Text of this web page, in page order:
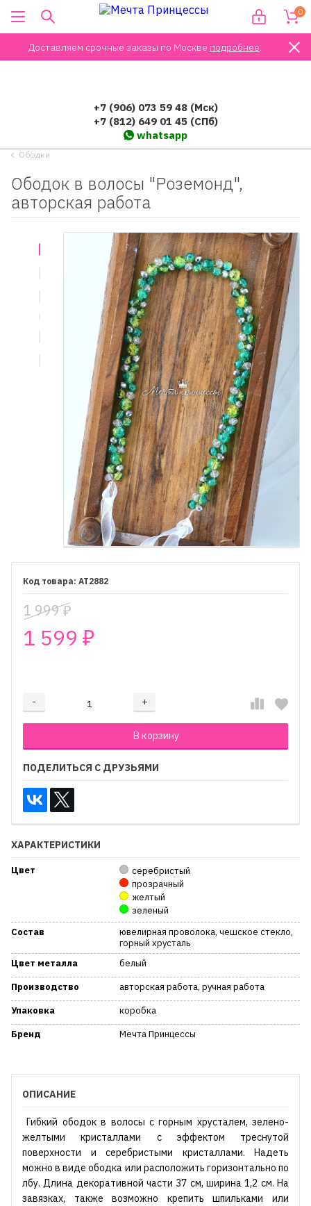
Доставляем срочные заказы по Москве подробнее.
0
+7 (906) 073 59 48 (Мск)
+7 (812) 649 01 45 (СПб)
whatsapp
Ободки
Ободок в волосы "Роземонд",
авторская работа
AT2882
1 999₽
1 599 ₽
- +
Добавляется...
В корзину
Добавлен
ПОДЕЛИТЬСЯ С ДРУЗЬЯМИ
ХАРАКТЕРИСТИКИ
Цвет
серебристый
прозрачный
желтый
зеленый
Состав
ювелирная проволока, чешское стекло,
горный хрусталь
Цвет металла
белый
Производство
авторская работа, ручная работа
Упаковка
коробка
Бренд
Мечта Принцессы
ОПИСАНИЕ
Гибкий ободок в волосы с горным хрусталем, зелено-
желтыми кристаллами с эффектом треснутой
поверхности и серебристыми кристаллами. Надеть
можно в виде ободка или расположить горизонтально по
лбу. Длина декоративной части 37 см, ширина 1,2 см. На
завязках, также возможно крепить шпильками или